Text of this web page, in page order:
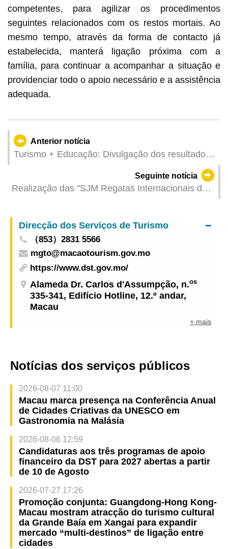
competentes, para agilizar os procedimentos
seguintes relacionados com os restos mortais. Ao
mesmo tempo, através da forma de contacto já
estabelecida, manterá ligação próxima com a
família, para continuar a acompanhar a situação e
providenciar todo o apoio necessário e a assistência
adequada.
Anterior notícia
Turismo + Educação: Divulgação dos resultados
Seguinte notícia
Realização das "SJM Regatas Internacionais de
Direcção dos Serviços de Turismo
（853）2831 5566
mgto@macaotourism.gov.mo
https://www.dst.gov.mo/
Alameda Dr. Carlos d'Assumpção, n.os
335-341, Edifício Hotline, 12.º andar,
Macau
+ mais
Notícias dos serviços públicos
2026-08-07 11:00
Macau marca presença na Conferência Anual
de Cidades Criativas da UNESCO em
Gastronomia na Malásia
2026-08-06 12:59
Candidaturas aos três programas de apoio
financeiro da DST para 2027 abertas a partir
de 10 de Agosto
2026-07-27 17:26
Promoção conjunta: Guangdong-Hong Kong-
Macau mostram atracção do turismo cultural
da Grande Baía em Xangai para expandir
mercado “multi-destinos” de ligação entre
cidades